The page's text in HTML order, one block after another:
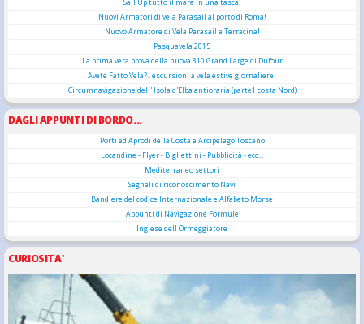
Sail Up tutto il mare in una tasca!
Nuovi Armatori di vela Parasail al porto di Roma!
Nuovo Armatore di Vela Parasail a Terracina!
Pasquavela 2015
La prima vera prova della nuova 310 Grand Large di Dufour
Avete Fatto Vela?.. escursioni a vela estive giornaliere!
Circumnavigazione dell' Isola d'Elba antioraria (parte1 costa Nord)
DAGLI APPUNTI DI BORDO...
Porti ed Aprodi della Costa e Arcipelago Toscano
Locandine - Flyer - Bigliettini - Pubblicità - ecc...
Mediterraneo settori
Segnali di riconoscimento Navi
Bandiere del codice Internazionale e Alfabeto Morse
Appunti di Navigazione Formule
Inglese dell Ormeggiatore
CURIOSITA'